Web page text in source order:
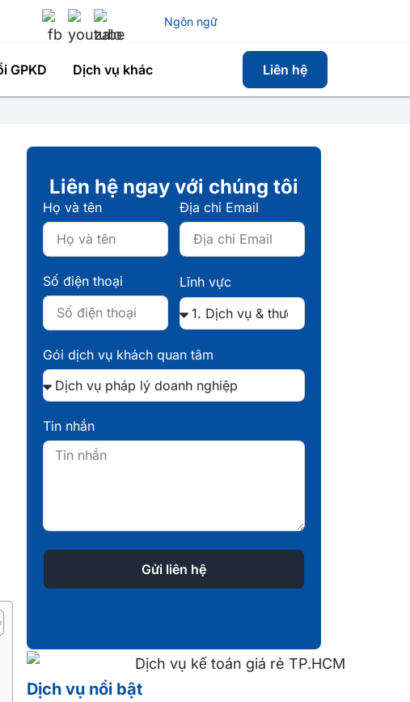
Ngôn ngữ
GPKD Dịch vụ khác Liên hệ
Liên hệ ngay với chúng tôi
Họ và tên Địa chỉ Email
Số điện thoại Lĩnh vực
Gói dịch vụ khách quan tâm
Tin nhắn
Gửi liên hệ
Dịch vụ nổi bật